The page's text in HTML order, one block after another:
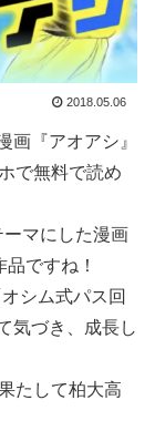
2018.05.06
画『アオアシ』
で無料で読め
マにした漫画
ですね！
シム式パス回
気づき、成長し
たして柏大高